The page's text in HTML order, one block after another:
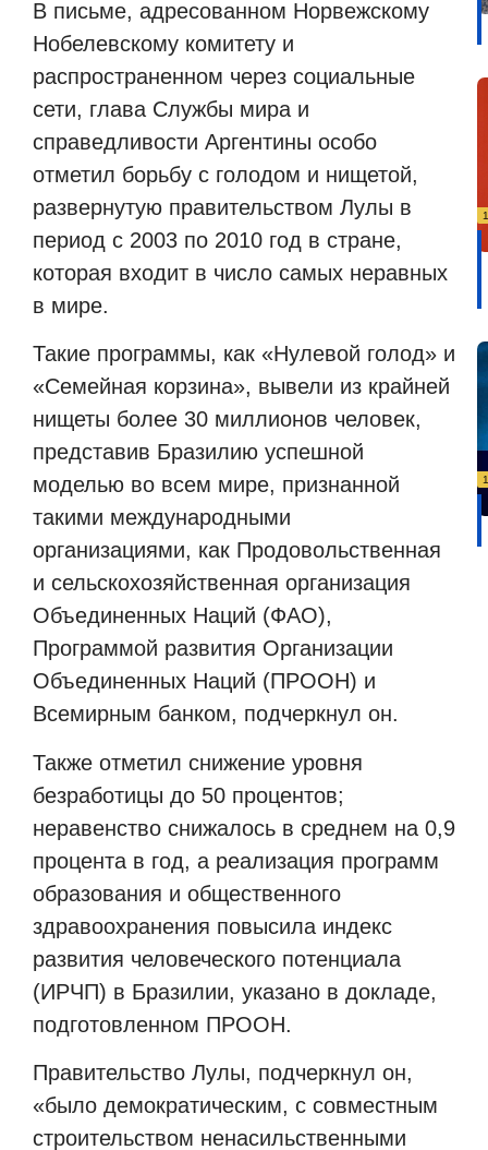
В письме, адресованном Норвежскому
Нобелевскому комитету и
распространенном через социальные
сети, глава Службы мира и
справедливости Аргентины особо
отметил борьбу с голодом и нищетой,
развернутую правительством Лулы в
период с 2003 по 2010 год в стране,
которая входит в число самых неравных
в мире.
Такие программы, как «Нулевой голод» и
«Семейная корзина», вывели из крайней
нищеты более 30 миллионов человек,
представив Бразилию успешной
моделью во всем мире, признанной
такими международными
организациями, как Продовольственная
и сельскохозяйственная организация
Объединенных Наций (ФАО),
Программой развития Организации
Объединенных Наций (ПРООН) и
Всемирным банком, подчеркнул он.
Также отметил снижение уровня
безработицы до 50 процентов;
неравенство снижалось в среднем на 0,9
процента в год, а реализация программ
образования и общественного
здравоохранения повысила индекс
развития человеческого потенциала
(ИРЧП) в Бразилии, указано в докладе,
подготовленном ПРООН.
Правительство Лулы, подчеркнул он,
«было демократическим, с совместным
строительством ненасильственными